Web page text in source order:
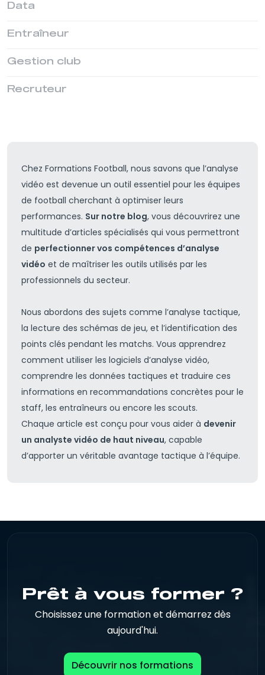
Data
Entraîneur
Gestion club
Recruteur
Chez Formations Football, nous savons que l’analyse
vidéo est devenue un outil essentiel pour les équipes
de football cherchant à optimiser leurs
performances. Sur notre blog, vous découvrirez une
multitude d’articles spécialisés qui vous permettront
de perfectionner vos compétences d’analyse
vidéo et de maîtriser les outils utilisés par les
professionnels du secteur.
Nous abordons des sujets comme l’analyse tactique,
la lecture des schémas de jeu, et l’identification des
points clés pendant les matchs. Vous apprendrez
comment utiliser les logiciels d’analyse vidéo,
comprendre les données tactiques et traduire ces
informations en recommandations concrètes pour le
staff, les entraîneurs ou encore les scouts.
Chaque article est conçu pour vous aider à devenir
un analyste vidéo de haut niveau, capable
d’apporter un véritable avantage tactique à l’équipe.
Prêt à vous former ?
Choisissez une formation et démarrez dès
aujourd'hui.
Découvrir nos formations